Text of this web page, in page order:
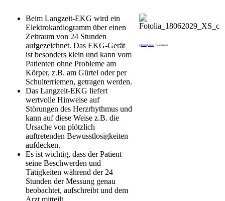
Beim Langzeit-EKG wird ein
Elektrokardiogramm über einen
Zeitraum von 24 Stunden
aufgezeichnet. Das EKG-Gerät
ist besonders klein und kann vom
Patienten ohne Probleme am
Körper, z.B. am Gürtel oder per
Schulterriemen, getragen werden.
Das Langzeit-EKG liefert
wertvolle Hinweise auf
Störungen des Herzrhythmus und
kann auf diese Weise z.B. die
Ursache von plötzlich
auftretenden Bewusstlosigkeiten
aufdecken.
Es ist wichtig, dass der Patient
seine Beschwerden und
Tätigkeiten während der 24
Stunden der Messung genau
beobachtet, aufschreibt und dem
Arzt mitteilt.
giemmephoto - Fotolia.com